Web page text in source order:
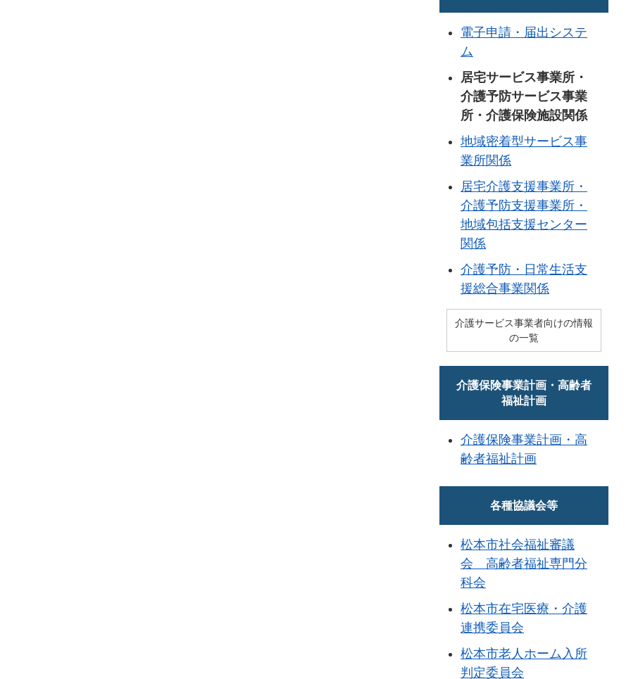
電子申請・届出システ
ム
居宅サービス事業所・
介護予防サービス事業
所・介護保険施設関係
地域密着型サービス事
業所関係
居宅介護支援事業所・
介護予防支援事業所・
地域包括支援センター
関係
介護予防・日常生活支
援総合事業関係
介護サービス事業者向けの情報
の一覧
介護保険事業計画・高齢者
福祉計画
介護保険事業計画・高
齢者福祉計画
各種協議会等
松本市社会福祉審議
会 高齢者福祉専門分
科会
松本市在宅医療・介護
連携委員会
松本市老人ホーム入所
判定委員会